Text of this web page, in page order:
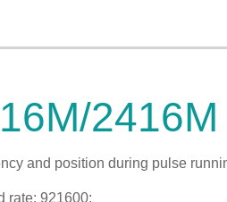
2416M
and position during pulse
rate: 921600;